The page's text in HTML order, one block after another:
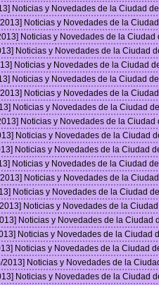
Noticias y Novedades de la Ciudad
Noticias y Novedades de la
Noticias y Novedades de la
Noticias y Novedades de la Ciudad
Noticias y Novedades de la Ciudad
Noticias y Novedades de la Ciudad
Noticias y Novedades de la
Noticias y Novedades de la Ciudad
Noticias y Novedades de la
Noticias y Novedades de la Ciudad
Noticias y Novedades de la Ciudad
Noticias y Novedades de la Ciudad
Noticias y Novedades de la
Noticias y Novedades de la Ciudad
Noticias y Novedades de la
Noticias y Novedades de la Ciudad
Noticias y Novedades de la Ciudad
Noticias y Novedades de la Ciudad
2013] Noticias y Novedades de la
Noticias y Novedades de la Ciudad